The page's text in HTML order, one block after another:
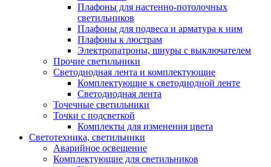
Плафоны для настенно-потолочных
светильников
Плафоны для подвеса и арматура к ним
Плафоны к люстрам
Электропатроны, шнуры с выключателем
Прочие светильники
Светодиодная лента и комплектующие
Комплектующие к светодиодной ленте
Светодиодная лента
Точечные светильники
Точки с подсветкой
Комплекты для изменения цвета
Светотехника, светильники
Аварийное освещение
Комплектующие для светильников